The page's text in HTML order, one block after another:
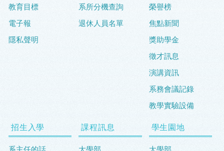
教育目標
電子報
隱私聲明
系所分機查詢
退休人員名單
榮譽榜
焦點新聞
獎助學金
徵才訊息
演講資訊
系務會議記錄
教學實驗設備
招生入學
系主任的話
課程訊息
大學部
學生園地
大學部